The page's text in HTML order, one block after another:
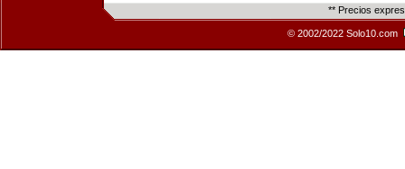
** Precios
© 2002/2022 Solo10.com